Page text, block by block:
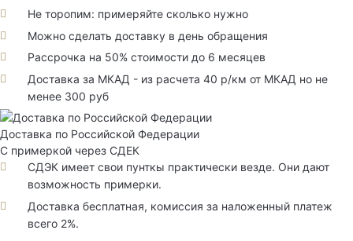
Не торопим: примеряйте сколько нужно
Можно сделать доставку в день обращения
Рассрочка на 50% стоимости до 6 месяцев
Доставка за МКАД - из расчета 40 р/км от МКАД но не
менее 300 руб
Доставка по Российской Федерации
С примеркой через СДЕК
СДЭК имеет свои пунткы практически везде. Они дают
возможность примерки.
Доставка бесплатная, комиссия за наложенный платеж
всего 2%.